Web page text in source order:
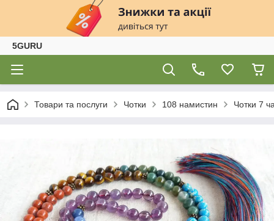
5GURU
Товари та послуги Чотки 108 намистин Чотки 7